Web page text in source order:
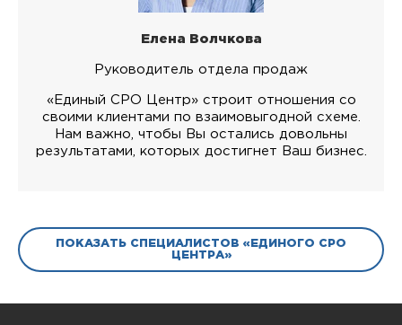
Елена Волчкова
Руководитель отдела продаж
«Единый СРО Центр» строит отношения со
своими клиентами по взаимовыгодной схеме.
Нам важно, чтобы Вы остались довольны
результатами, которых достигнет Ваш бизнес.
ПОКАЗАТЬ СПЕЦИАЛИСТОВ «ЕДИНОГО СРО
ЦЕНТРА»